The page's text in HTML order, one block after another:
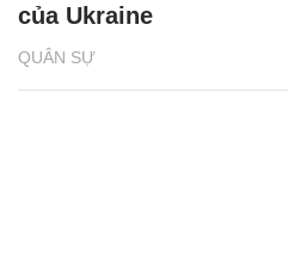
QUÂN SỰ
của Ukraine